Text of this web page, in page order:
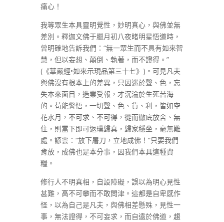
痛心！
我等眾生本具靈明覺性，妙明真心，與佛並無
差別。釋迦文佛于臘月初八夜睹明星悟道時，
曾明確地告訴我們：“無一眾生而不具有如來智
慧，但以妄想、顛倒、執著，而不證得。”
(《華嚴經•如來示現品第三十七》)。可見凡夫
與佛沒有根本上的差異，只因迷於聲、色，忘
失本來面目，造業受報，才沉淪於生死苦海
的。苟能警悟，一切聲、色、貨、利，皆如空
花水月，不可求、不可得，從而徹底放舍、無
住，則當下即可返璞歸真，歸家穩坐，毫無難
處。諺雲：“放下屠刀，立地成佛！”只要我們
肯放，成佛也是本分事，因我們本具這種資
糧。
修行人不明真相，自設障礙，誤以為明心見性
甚難，高不可攀而不敢問津。這都是自卑感作
怪，以為自己是凡夫，與佛相差懸殊，見性一
事，無法證得，不可妄求，而自遠於佛道，趨